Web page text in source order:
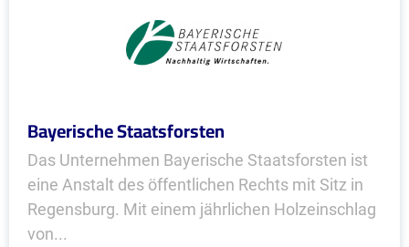
Bayerische Staatsforsten
Das Unternehmen Bayerische Staatsforsten ist
eine Anstalt des öffentlichen Rechts mit Sitz in
Regensburg. Mit einem jährlichen Holzeinschlag
von...